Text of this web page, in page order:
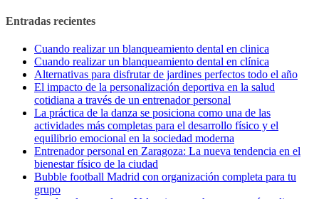
Entradas recientes
Cuando realizar un blanqueamiento dental en clinica
Cuando realizar un blanqueamiento dental en clínica
Alternativas para disfrutar de jardines perfectos todo el año
El impacto de la personalización deportiva en la salud
cotidiana a través de un entrenador personal
La práctica de la danza se posiciona como una de las
actividades más completas para el desarrollo físico y el
equilibrio emocional en la sociedad moderna
Entrenador personal en Zaragoza: La nueva tendencia en el
bienestar físico de la ciudad
Bubble football Madrid con organización completa para tu
grupo